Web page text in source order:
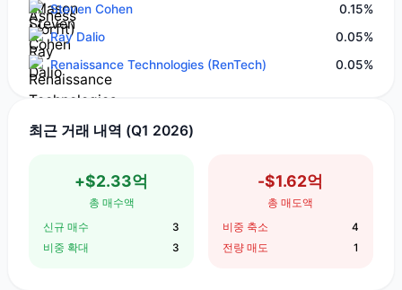
Steven Cohen
0.15%
Ray Dalio
0.05%
Renaissance Technologies (RenTech)
0.05%
최근 거래 내역 (Q1 2026)
+$2.33억
총 매수액
신규 매수
3
비중 확대
3
-$1.62억
총 매도액
비중 축소
4
전량 매도
1